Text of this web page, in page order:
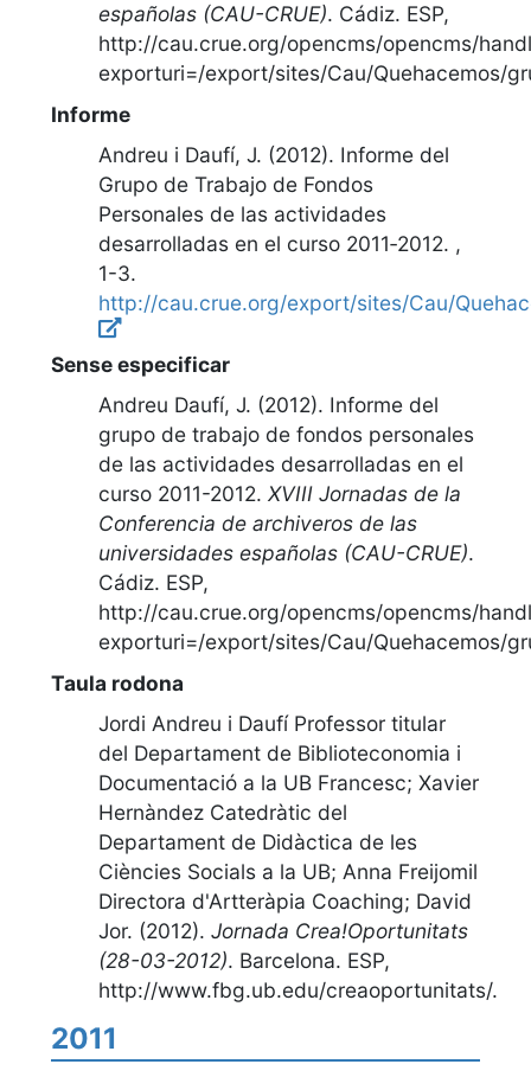
españolas (CAU-CRUE). Cádiz. ESP,
http://cau.crue.org/opencms/opencms/
exporturi=/export/sites/Cau/Quehacemos/
Informe
Andreu i Daufí, J. (2012). Informe del
Grupo de Trabajo de Fondos
Personales de las actividades
desarrolladas en el curso 2011‐2012. ,
1-3.
http://cau.crue.org/export/sites/Cau/
Sense especificar
Andreu Daufí, J. (2012). Informe del
grupo de trabajo de fondos personales
de las actividades desarrolladas en el
curso 2011-2012.XVIII Jornadas de la
Conferencia de archiveros de las
universidades españolas (CAU-CRUE).
Cádiz. ESP,
http://cau.crue.org/opencms/opencms/
exporturi=/export/sites/Cau/Quehacemos/
Taula rodona
Jordi Andreu i Daufí Professor titular
del Departament de Biblioteconomia i
Documentació a la UB Francesc; Xavier
Hernàndez Catedràtic del
Departament de Didàctica de les
Ciències Socials a la UB; Anna Freijomil
Directora d'Artteràpia Coaching; David
Jor. (2012).Jornada Crea!Oportunitats
(28-03-2012). Barcelona. ESP,
http://www.fbg.ub.edu/creaoportunitats/.
2011